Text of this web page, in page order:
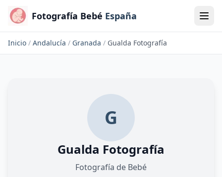
Fotografía Bebé España
Inicio / Andalucía / Granada / Gualda Fotografía
G
Gualda Fotografía
Fotografía de Bebé